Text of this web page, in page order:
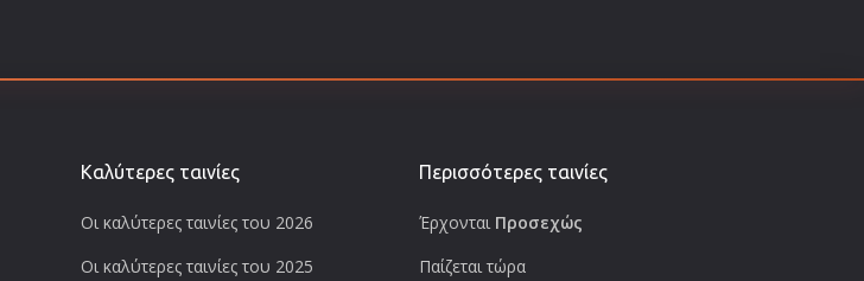
Καλύτερες ταινίες
Οι καλύτερες ταινίες του 2026
Οι καλύτερες ταινίες του 2025
Περισσότερες ταινίες
Έρχονται Προσεχώς
Παίζεται τώρα